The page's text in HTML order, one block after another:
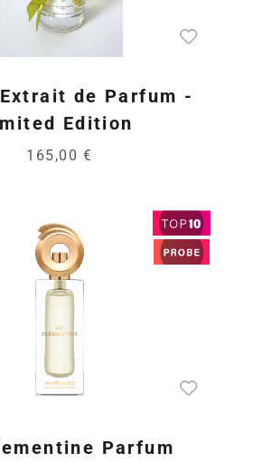
de Parfum -
Edition
165,00 €
Parfum